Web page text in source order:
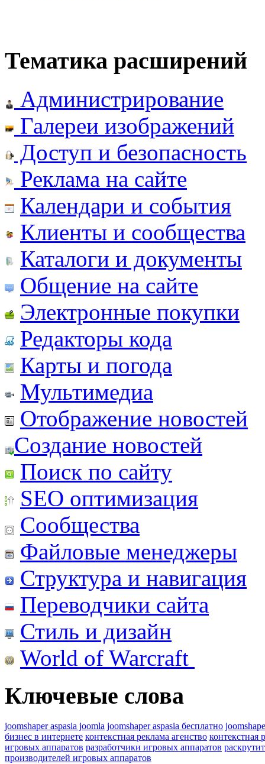
Тематика расширений
Администрирование
Галереи изображений
Доступ и безопасность
Реклама на сайте
Календари и события
Клиенты и сообщества
Каталоги и документы
Общение на сайте
Электронные покупки
Редакторы кода
Карты и погода
Мультимедиа
Отображение новостей
Создание новостей
Поиск по сайту
SEO оптимизация
Сообщества
Файловые менеджеры
Структура и навигация
Переводчики сайта
Стиль и дизайн
World of Warcraft
Ключевые слова
joomshaper aspasia joomla joomshaper aspasia бесплатно
бизнес в интернете контекстная реклама агенство контекстная
игровых аппаратов разработчики игровых аппаратов
производителей игровых аппаратов